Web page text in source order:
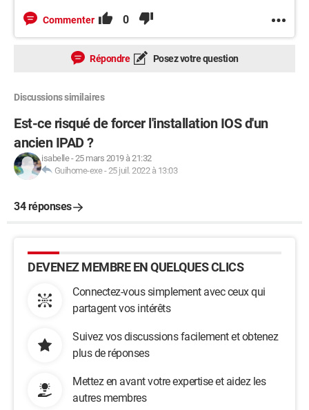
Commenter 0
Répondre Posez votre question
Discussions similaires
Est-ce risqué de forcer l'installation IOS d'un
ancien IPAD ?
isabelle-25 mars 2019 à 21:32
Guihome-exe-25 juil. 2022 à 13:03
34 réponses
DEVENEZ MEMBRE EN QUELQUES CLICS
Connectez-vous simplement avec ceux qui
partagent vos intérêts
Suivez vos discussions facilement et obtenez
plus de réponses
Mettez en avant votre expertise et aidez les
autres membres